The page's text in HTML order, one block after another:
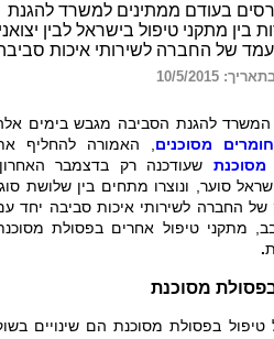
בעודם ממתינים למשרד להגנת
מתקני טיפול בישראל לבין
של החברה לשירותי איכות
10/5/2015
המשרד להגנת הסביבה מגבש בימים
מסוכנים , האמורה להחליף
מסוכנת שעודכנה רק בדצמבר
סוער, ונוצרו מתחים בין שלושת
של החברה לשירותי איכות סביבה יחד
מתקני טיפול אחרים בפסולת
.
בפסולת מסוכנת
טיפול בפסולת מסוכנת הם שינויים